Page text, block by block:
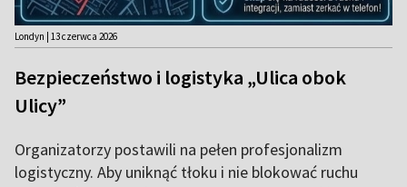
Londyn | 13 czerwca 2026
Bezpieczeństwo i logistyka „Ulica obok
Ulicy”
Organizatorzy postawili na pełen profesjonalizm
logistyczny. Aby uniknąć tłoku i nie blokować ruchu